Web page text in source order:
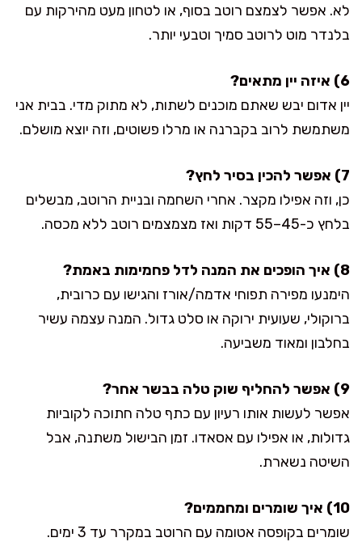
לא. אפשר לצמצם רוטב בסוף, או לטחון מעט מהירקות עם
בלנדר מוט לרוטב סמיך וטבעי יותר.
6) איזה יין מתאים?
יין אדום יבש שאתם מוכנים לשתות, לא מתוק מדי. בבית אני
משתמשת לרוב בקברנה או מרלו פשוטים, וזה יוצא מושלם.
7) אפשר להכין בסיר לחץ?
כן, וזה אפילו מקצר. אחרי השחמה ובניית הרוטב, מבשלים
בלחץ כ-45–55 דקות ואז מצמצמים רוטב ללא מכסה.
8) איך הופכים את המנה לדל פחמימות באמת?
הימנעו מפירה תפוחי אדמה/אורז והגישו עם כרובית,
ברוקולי, שעועית ירוקה או סלט גדול. המנה עצמה עשיר
בחלבון ומאוד משביעה.
9) אפשר להחליף שוק טלה בבשר אחר?
אפשר לעשות אותו רעיון עם כתף טלה חתוכה לקוביות
גדולות, או אפילו עם אסאדו. זמן הבישול משתנה, אבל
השיטה נשארת.
10) איך שומרים ומחממים?
שומרים בקופסה אטומה עם הרוטב במקרר עד 3 ימים.